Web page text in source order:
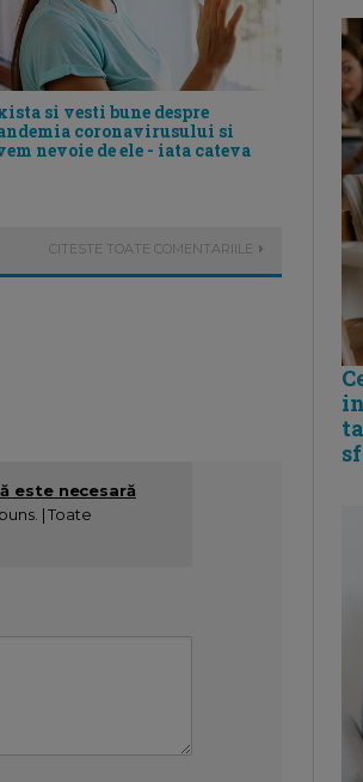
si vesti bune despre
coronavirusului si
nevoie de ele - iata cateva
CITESTE TOATE COMENTARIILE
este necesară
| Toate